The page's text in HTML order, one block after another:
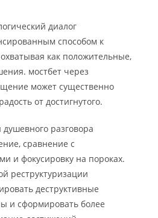
диалог
способом к
как положительные,
мостбет через
может существенно
от достигнутого.
разговора
сравнение с
и фокусировку на пороках.
реструктуризации
деструктивные
и сформировать более